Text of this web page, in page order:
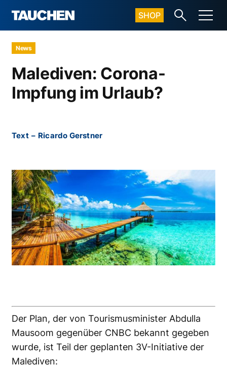
SHOP
News
Malediven: Corona-
Impfung im Urlaub?
Text – Ricardo Gerstner
Der Plan, der von Tourismusminister Abdulla
Mausoom gegenüber CNBC bekannt gegeben
wurde, ist Teil der geplanten 3V-Initiative der
Malediven: